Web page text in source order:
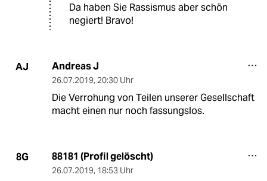
Da haben Sie Rassismus aber schön
negiert! Bravo!
AJ Andreas J
26.07.2019, 20:30 Uhr
Die Verrohung von Teilen unserer Gesellschaft
macht einen nur noch fassungslos.
8G 88181 (Profil gelöscht)
26.07.2019, 18:53 Uhr